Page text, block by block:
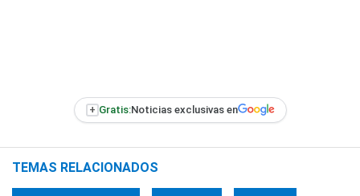
+ Gratis:Noticias exclusivas en
TEMAS RELACIONADOS